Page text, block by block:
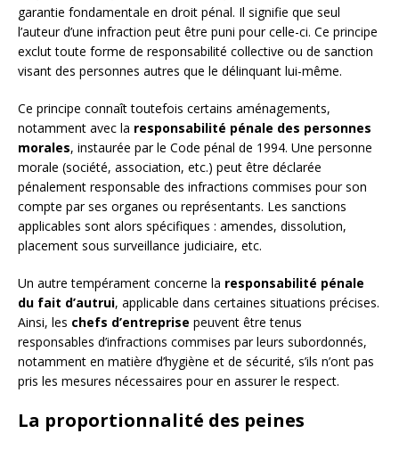
garantie fondamentale en droit pénal. Il signifie que seul
l’auteur d’une infraction peut être puni pour celle-ci. Ce principe
exclut toute forme de responsabilité collective ou de sanction
visant des personnes autres que le délinquant lui-même.
Ce principe connaît toutefois certains aménagements,
notamment avec la responsabilité pénale des personnes
morales, instaurée par le Code pénal de 1994. Une personne
morale (société, association, etc.) peut être déclarée
pénalement responsable des infractions commises pour son
compte par ses organes ou représentants. Les sanctions
applicables sont alors spécifiques : amendes, dissolution,
placement sous surveillance judiciaire, etc.
Un autre tempérament concerne la responsabilité pénale
du fait d’autrui, applicable dans certaines situations précises.
Ainsi, les chefs d’entreprise peuvent être tenus
responsables d’infractions commises par leurs subordonnés,
notamment en matière d’hygiène et de sécurité, s’ils n’ont pas
pris les mesures nécessaires pour en assurer le respect.
La proportionnalité des peines